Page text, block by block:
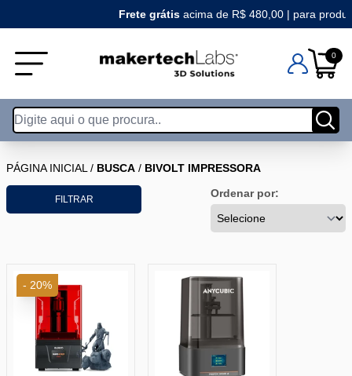
Frete grátisacima de R$ 480,00 | para
0
PÁGINA INICIAL / BUSCA / BIVOLT IMPRESSORA
FILTRAR Ordenar por:
- 20%